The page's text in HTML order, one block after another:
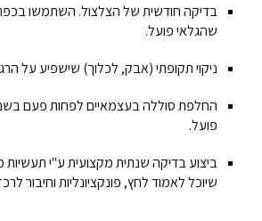
בדיקה חודשית של הצלצול. השתמשו
שהגלאי פועל.
ניקוי תקופתי (אבק, לכלוך) שישפיע על
החלפת סוללה בעצמאיים לפחות פעם
פועל.
ביצוע בדיקה שנתית מקצועית ע"י תעשיות
שיוכל לאמוד לחץ, פונקציונליות וחיבור